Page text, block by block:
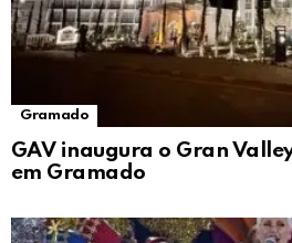
Gramado
GAV inaugura o Gran
em Gramado